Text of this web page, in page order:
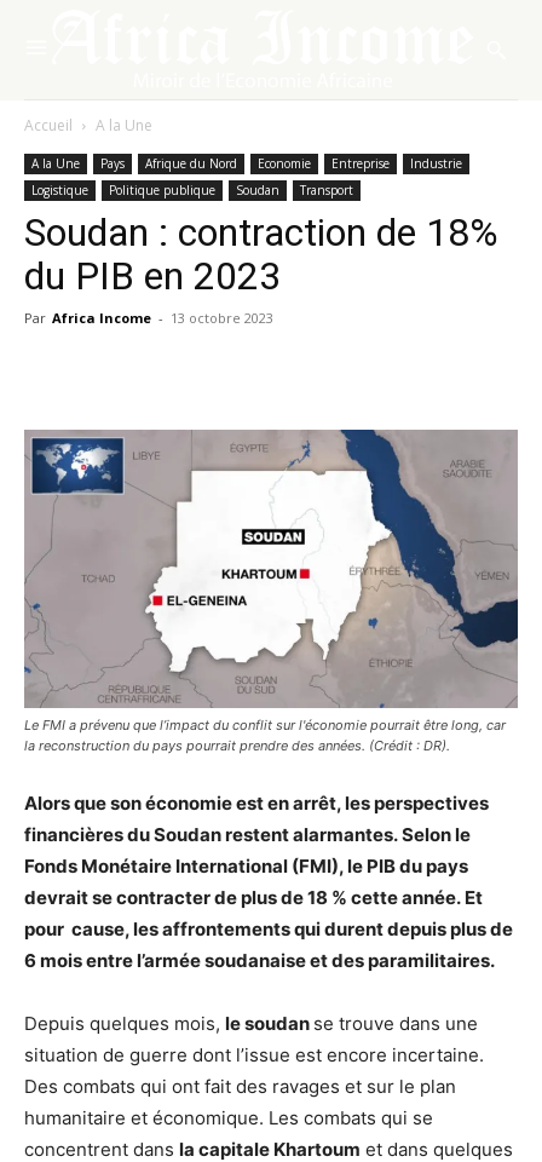
Accueil A la Une
A la Une Pays Afrique du Nord Economie Entreprise
Industrie
Logistique
Politique publique Soudan Transport
Soudan : contraction de 18%
du PIB en 2023
Par Africa Income - 13 octobre 2023
Le FMI a prévenu que l’impact du conflit sur l'économie pourrait être long, car
la reconstruction du pays pourrait prendre des années. (Crédit : DR).
Alors que son économie est en arrêt, les perspectives
financières du Soudan restent alarmantes. Selon le
Fonds Monétaire International (FMI), le PIB du pays
devrait se contracter de plus de 18 % cette année. Et
pour cause, les affrontements qui durent depuis plus de
6 mois entre l’armée soudanaise et des paramilitaires.
Depuis quelques mois, le soudan se trouve dans une
situation de guerre dont l’issue est encore incertaine.
Des combats qui ont fait des ravages et sur le plan
humanitaire et économique. Les combats qui se
concentrent dans la capitale Khartoum et dans quelques